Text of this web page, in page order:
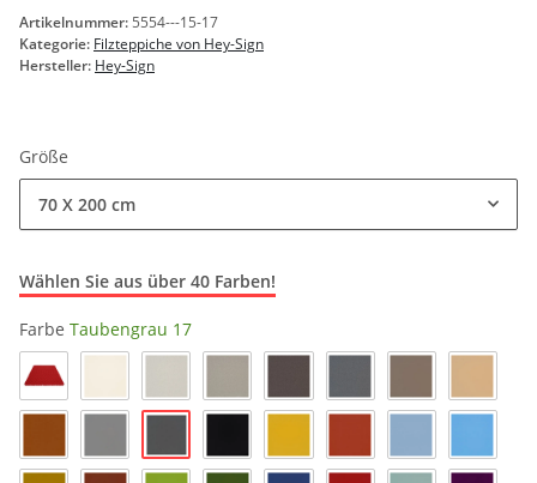
Artikelnummer: 5554---15-17
Kategorie: Filzteppiche von Hey-Sign
Hersteller: Hey-Sign
Größe
70 X 200 cm
Wählen Sie aus über 40 Farben!
Farbe Taubengrau 17
Rot_11 Wollweiss 03Marmor 06Hellmelier 07
Pepper 47Anthrazi 01Taupe 35
Walnuss 29Hellgrau 16Taubengrau 17
Schwarz 02Curry 23Iron 66 Pastellblau 19
Himmel